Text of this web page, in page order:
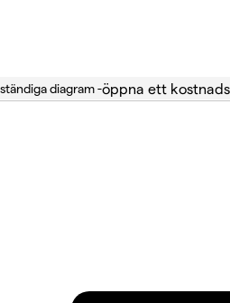
diagram -